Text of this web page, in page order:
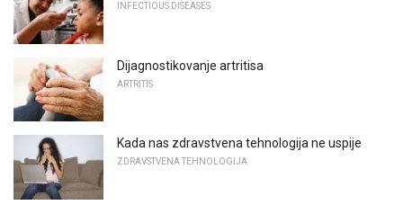
INFECTIOUS DISEASES
Dijagnostikovanje artritisa
ARTRITIS
Kada nas zdravstvena tehnologija ne uspije
ZDRAVSTVENA TEHNOLOGIJA